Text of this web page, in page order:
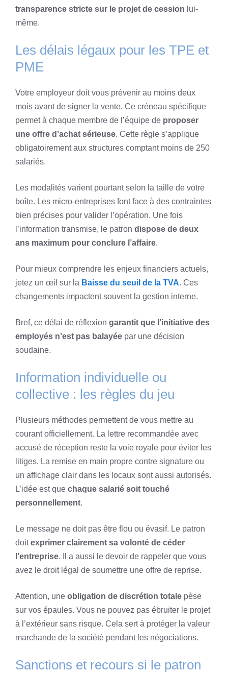
transparence stricte sur le projet de cession lui-
même.
Les délais légaux pour les TPE et
PME
Votre employeur doit vous prévenir au moins deux
mois avant de signer la vente. Ce créneau spécifique
permet à chaque membre de l’équipe de proposer
une offre d’achat sérieuse. Cette règle s’applique
obligatoirement aux structures comptant moins de 250
salariés.
Les modalités varient pourtant selon la taille de votre
boîte. Les micro-entreprises font face à des contraintes
bien précises pour valider l’opération. Une fois
l’information transmise, le patron dispose de deux
ans maximum pour conclure l’affaire.
Pour mieux comprendre les enjeux financiers actuels,
jetez un œil sur la Baisse du seuil de la TVA. Ces
changements impactent souvent la gestion interne.
Bref, ce délai de réflexion garantit que l’initiative des
employés n’est pas balayée par une décision
soudaine.
Information individuelle ou
collective : les règles du jeu
Plusieurs méthodes permettent de vous mettre au
courant officiellement. La lettre recommandée avec
accusé de réception reste la voie royale pour éviter les
litiges. La remise en main propre contre signature ou
un affichage clair dans les locaux sont aussi autorisés.
L’idée est que chaque salarié soit touché
personnellement.
Le message ne doit pas être flou ou évasif. Le patron
doitexprimer clairement sa volonté de céder
l’entreprise. Il a aussi le devoir de rappeler que vous
avez le droit légal de soumettre une offre de reprise.
Attention, une obligation de discrétion totale pèse
sur vos épaules. Vous ne pouvez pas ébruiter le projet
à l’extérieur sans risque. Cela sert à protéger la valeur
marchande de la société pendant les négociations.
Sanctions et recours si le patron